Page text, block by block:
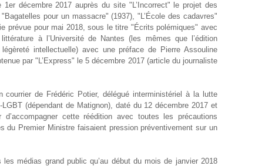
1erdécembre 2017 auprès du site "L’Incorrect" le projet des
pour un massacre" (1937), "L’École des cadavres"
prévue pour mai 2018, sous le titre "Écrits polémiques" avec
à l’Université de Nantes (les mêmes que l’édition
intellectuelle) avec une préface de Pierre Assouline
par "L’Express" le 5 décembre 2017 (article du journaliste
courrier de Frédéric Potier, délégué interministériel à la lutte
(dépendant de Matignon), daté du 12 décembre 2017 et
cette réédition avec toutes les précautions
du Premier Ministre faisaient pression préventivement sur un
les médias grand public qu’au début du mois de janvier 2018